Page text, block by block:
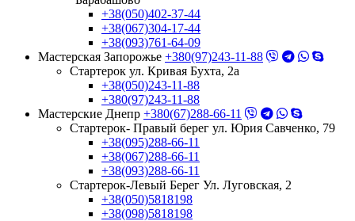
+38(050)402-37-44
+38(067)304-17-44
+38(093)761-64-09
Мастерская Запорожье +380(97)243-11-88
Стартерок ул. Кривая Бухта, 2а
+38(050)243-11-88
+380(97)243-11-88
Мастерские Днепр +380(67)288-66-11
Стартерок- Правый берег ул. Юрия Савченко, 79
+38(095)288-66-11
+38(067)288-66-11
+38(093)288-66-11
Стартерок-Левый Берег Ул. Луговская, 2
+38(050)5818198
+38(098)5818198